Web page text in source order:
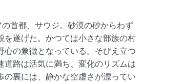
首都、サウジ。砂漠の砂からわず
遂げた。かつては小さな部族の村
の象徴となっている。そびえ立つ
路は活気に満ち、変化のリズムは
裏には、静かな空虚さが漂ってい